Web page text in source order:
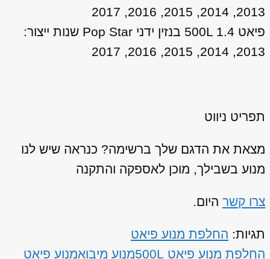
2013, 2014, 2015, 2016, 2017
פיאט 500L 1.4 בנזין ידני Pop Star שנות ייצור:
2013, 2014, 2015, 2016, 2017
תפריט ניווט
מצאת את הדגם שלך ברשימה? כנראה שיש לנו
מנוע בשבילך, מוכן לאספקה והתקנה
צרו קשר היום.
תגיות: החלפת מנוע פיאט
החלפת מנוע פיאט 500L
מנוע מיבואמנוע פיאט